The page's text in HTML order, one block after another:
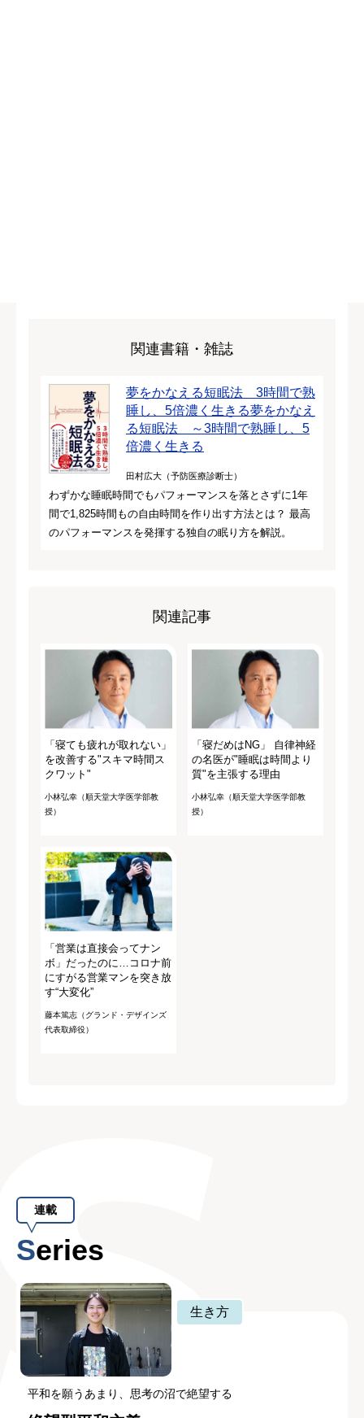
関連書籍・雑誌
夢をかなえる短眠法 3時間で熟
睡し、5倍濃く生きる夢をかなえ
る短眠法 ～3時間で熟睡し、5
倍濃く生きる
田村広大（予防医療診断士）
わずかな睡眠時間でもパフォーマンスを落とさずに1年
間で1,825時間もの自由時間を作り出す方法とは？ 最高
のパフォーマンスを発揮する独自の眠り方を解説。
関連記事
「寝ても疲れが取れない」
を改善する"スキマ時間ス
クワット"
小林弘幸（順天堂大学医学部教
授）
「寝だめはNG」 自律神経
の名医が"睡眠は時間より
質"を主張する理由
小林弘幸（順天堂大学医学部教
授）
「営業は直接会ってナン
ボ」だったのに…コロナ前
にすがる営業マンを突き放
す“大変化”
藤本篤志（グランド・デザインズ
代表取締役）
連載
Series
生き方
平和を願うあまり、思考の沼で絶望する